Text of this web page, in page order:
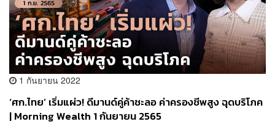
1 กันยายน 2022
‘ศก.ไทย’ เริ่มแผ่ว! ดีมานด์คู่ค้าชะลอ ค่าครองชีพสูง ฉุดบริโภค
| Morning Wealth 1 กันยายน 2565